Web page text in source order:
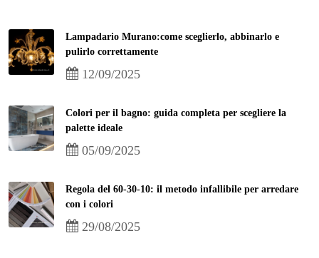
Lampadario Murano:come sceglierlo, abbinarlo e
pulirlo correttamente
12/09/2025
Colori per il bagno: guida completa per scegliere la
palette ideale
05/09/2025
Regola del 60-30-10: il metodo infallibile per arredare
con i colori
29/08/2025